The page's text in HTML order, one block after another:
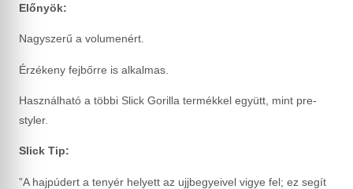
Előnyök:
Nagyszerű a volumenért.
Érzékeny fejbőrre is alkalmas.
Használható a többi Slick Gorilla termékkel együtt, mint pre-
styler.
Slick Tip:
”A hajpúdert a tenyér helyett az ujjbegyeivel vigye fel; ez segít